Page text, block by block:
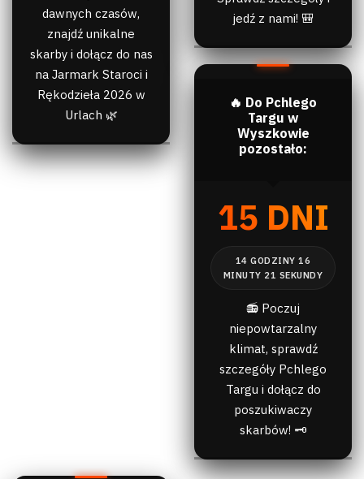
dawnych czasów,
znajdź unikalne
skarby i dołącz do nas
na Jarmark Staroci i
Rękodzieła 2026 w
Urlach 🌿
jedź z nami! 🎒
🔥 Do Pchlego
Targu w
Wyszkowie
pozostało:
15 DNI
📻 Poczuj
niepowtarzalny
klimat, sprawdź
szczegóły Pchlego
Targu i dołącz do
poszukiwaczy
skarbów! 🗝️